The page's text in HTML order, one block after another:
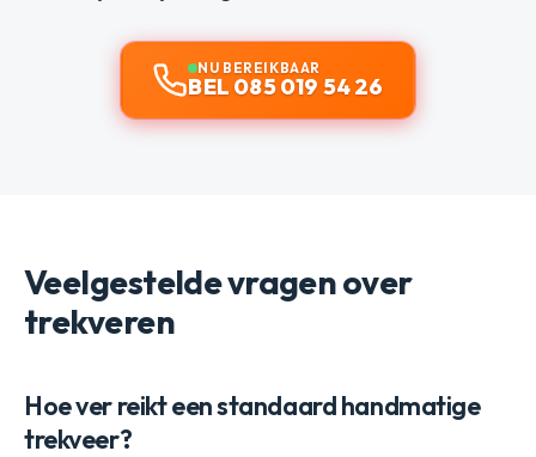
NU BEREIKBAAR
BEL 085 019 54 26
Veelgestelde vragen over
trekveren
Hoe ver reikt een standaard handmatige
trekveer?